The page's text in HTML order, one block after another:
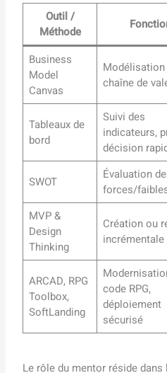
Outil /
Méthode
Business
Model
Canvas
Modélisation
chaîne de
Tableaux de
bord
Suivi des
indicateurs,
décision
SWOT
Évaluation
forces/
MVP &
Design
Thinking
Création ou
incrémentale
ARCAD, RPG
Toolbox,
SoftLanding
code RPG,
déploiement
sécurisé
Le rôle du mentor réside